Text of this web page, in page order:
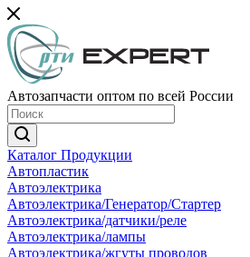
Автозапчасти оптом по всей России
Каталог Продукции
Автопластик
Автоэлектрика
Автоэлектрика/Генератор/Стартер
Автоэлектрика/датчики/реле
Автоэлектрика/лампы
Автоэлектрика/жгуты проводов